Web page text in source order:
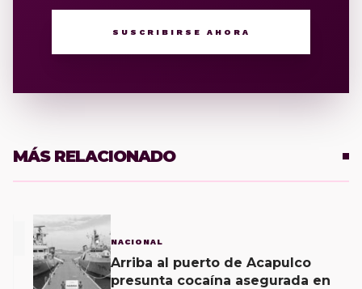
SUSCRIBIRSE AHORA
MÁS RELACIONADO
NACIONAL
Arriba al puerto de Acapulco
presunta cocaína asegurada en